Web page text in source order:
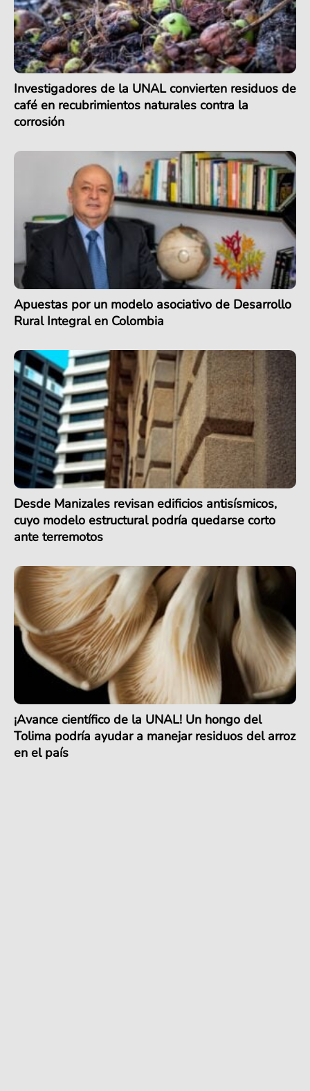
Investigadores de la UNAL convierten residuos de
café en recubrimientos naturales contra la
corrosión
Apuestas por un modelo asociativo de Desarrollo
Rural Integral en Colombia
Desde Manizales revisan edificios antisísmicos,
cuyo modelo estructural podría quedarse corto
ante terremotos
¡Avance científico de la UNAL! Un hongo del
Tolima podría ayudar a manejar residuos del arroz
en el país